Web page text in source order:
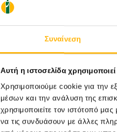
Συναίνεση
Αυτή η ιστοσελίδα
Χρησιμοποιούμε cookie για την
μέσων και την ανάλυση της
χρησιμοποιείτε τον ιστότοπό
να τις συνδυάσουν με άλλες